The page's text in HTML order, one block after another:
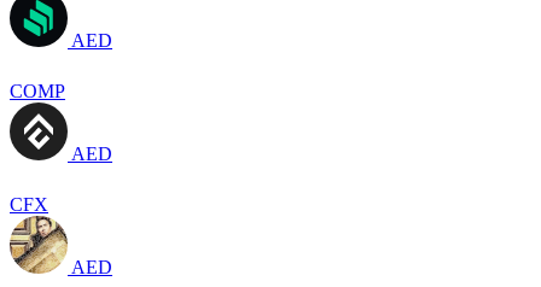
AED
COMP
AED
CFX
AED